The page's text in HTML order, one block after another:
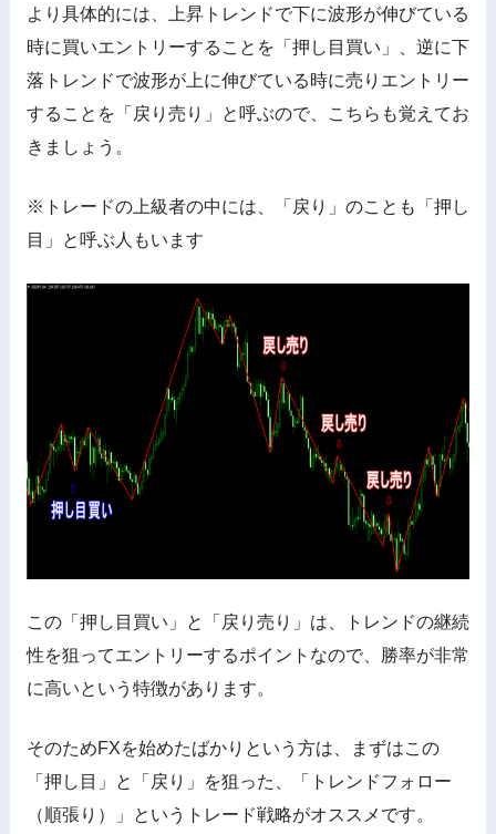
より具体的には、上昇トレンドで下に波形が伸びている
時に買いエントリーすることを「押し目買い」、逆に下
落トレンドで波形が上に伸びている時に売りエントリー
することを「戻り売り」と呼ぶので、こちらも覚えてお
きましょう。
※トレードの上級者の中には、「戻り」のことも「押し
目」と呼ぶ人もいます
この「押し目買い」と「戻り売り」は、トレンドの継続
性を狙ってエントリーするポイントなので、勝率が非常
に高いという特徴があります。
そのためFXを始めたばかりという方は、まずはこの
「押し目」と「戻り」を狙った、「トレンドフォロー
（順張り）」というトレード戦略がオススメです。